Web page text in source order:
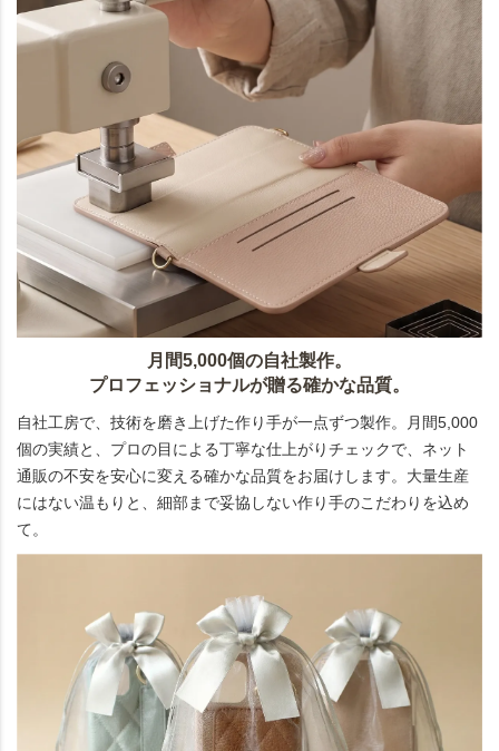
月間5,000個の自社製作。
プロフェッショナルが贈る確かな品質。
自社工房で、技術を磨き上げた作り手が一点ずつ製作。月間5,000
個の実績と、プロの目による丁寧な仕上がりチェックで、ネット
通販の不安を安心に変える確かな品質をお届けします。大量生産
にはない温もりと、細部まで妥協しない作り手のこだわりを込め
て。